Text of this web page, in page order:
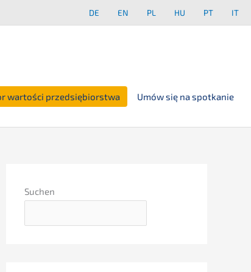
DE EN PL HU PT IT
wartości przedsiębiorstwa Umów się na spotkanie
Suchen